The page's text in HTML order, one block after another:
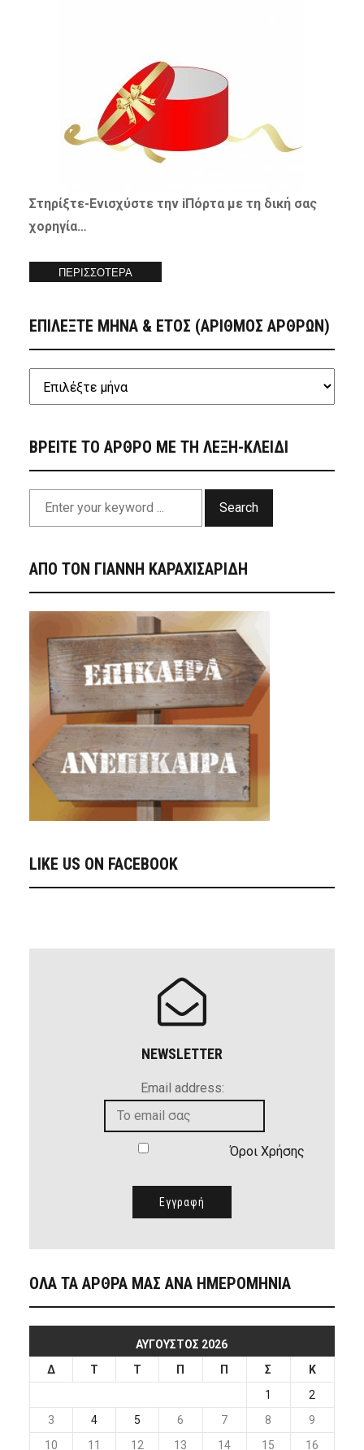
Στηρίξτε-Ενισχύστετην iΠόρτα με τη δική σας
χορηγία…
ΠΕΡΙΣΣΟΤΕΡΑ
ΕΠΙΛΕΞΤΕ ΜΗΝΑ & ΕΤΟΣ (ΑΡΙΘΜΟΣ ΑΡΘΡΩΝ)
ΒΡΕΙΤΕ ΤΟ ΑΡΘΡΟ ΜΕ ΤΗ ΛΕΞΗ-ΚΛΕΙΔΙ
Search
ΑΠΟ ΤΟΝ ΓΙΑΝΝΗ ΚΑΡΑΧΙΣΑΡΙΔΗ
LIKE US ON FACEBOOK
NEWSLETTER
Email address:
Όροι Χρήσης
ΟΛΑ ΤΑ ΑΡΘΡΑ ΜΑΣ ΑΝΑ ΗΜΕΡΟΜΗΝΙΑ
ΑΎΓΟΥΣΤΟΣ 2026
Δ
Τ Τ Π Π Σ
Κ
1
2
3
4 5 6 7 8
9
10
11 12 13 14 15 16